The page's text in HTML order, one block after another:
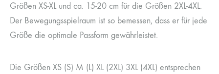
Größen XS-XL und ca. 15-20 cm für die Größen 2XL-4XL.
Der Bewegungsspielraum ist so bemessen, dass er für jede
Größe die optimale Passform gewährleistet.
Die Größen XS (S) M (L) XL (2XL) 3XL (4XL) entsprechen